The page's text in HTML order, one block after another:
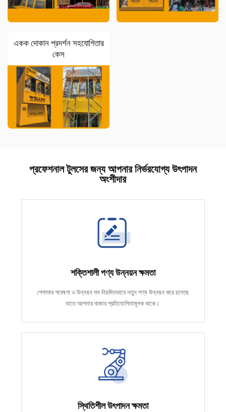
একক দোকান প্রদর্শন সহযোগিতার
কেস
প্রফেশনাল টুলসের জন্য আপনার নির্ভরযোগ্য উৎপাদন
অংশীদার
শক্তিশালী পণ্য উন্নয়ন ক্ষমতা
পেশাদার গবেষণা ও উন্নয়ন দল নিয়মিতভাবে নতুন পণ্য উন্নয়ন করে চলেছে
যাতে আপনার বাজার প্রতিযোগিতামূলক থাকে।
স্থিতিশীল উৎপাদন ক্ষমতা